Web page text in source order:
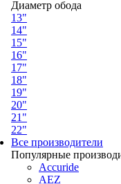
Диаметр обода
13"
14"
15"
16"
17"
18"
19"
20"
21"
22"
Все производители
Популярные
Accuride
AEZ